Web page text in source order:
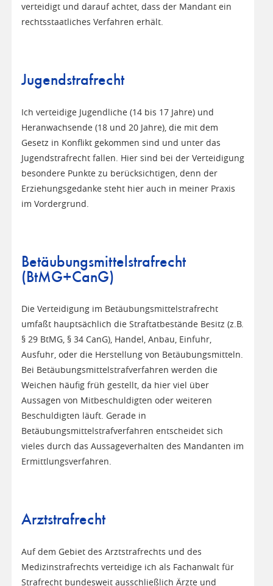
verteidigt und darauf achtet, dass der Mandant ein
rechtsstaatliches Verfahren erhält.
Jugendstrafrecht
Ich verteidige Jugendliche (14 bis 17 Jahre) und
Heranwachsende (18 und 20 Jahre), die mit dem
Gesetz in Konflikt gekommen sind und unter das
Jugendstrafrecht fallen. Hier sind bei der Verteidigung
besondere Punkte zu berücksichtigen, denn der
Erziehungsgedanke steht hier auch in meiner Praxis
im Vordergrund.
Betäubungsmittelstrafrecht
(BtMG+CanG)
Die Verteidigung im Betäubungsmittelstrafrecht
umfaßt hauptsächlich die Straftatbestände Besitz (z.B.
§ 29 BtMG, § 34 CanG), Handel, Anbau, Einfuhr,
Ausfuhr, oder die Herstellung von Betäubungsmitteln.
Bei Betäubungsmittelstrafverfahren werden die
Weichen häufig früh gestellt, da hier viel über
Aussagen von Mitbeschuldigten oder weiteren
Beschuldigten läuft. Gerade in
Betäubungsmittelstrafverfahren entscheidet sich
vieles durch das Aussageverhalten des Mandanten im
Ermittlungsverfahren.
Arztstrafrecht
Auf dem Gebiet des Arztstrafrechts und des
Medizinstrafrechts verteidige ich als Fachanwalt für
Strafrecht bundesweit ausschließlich Ärzte und